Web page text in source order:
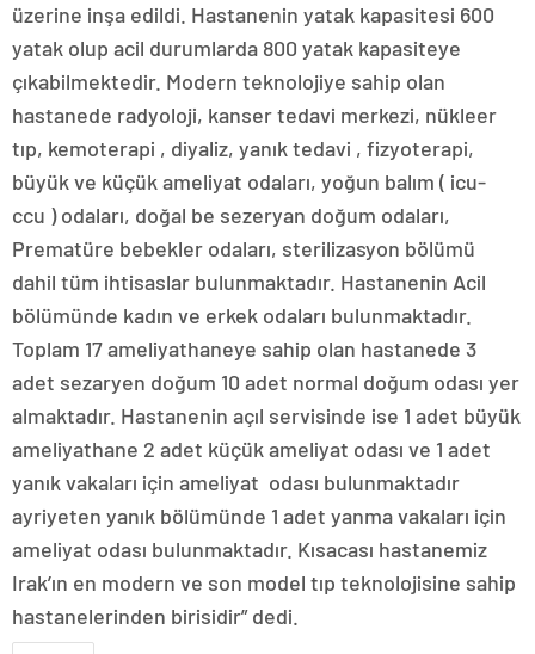
üzerine inşa edildi. Hastanenin yatak kapasitesi 600
yatak olup acil durumlarda 800 yatak kapasiteye
çıkabilmektedir. Modern teknolojiye sahip olan
hastanede radyoloji, kanser tedavi merkezi, nükleer
tıp, kemoterapi , diyaliz, yanık tedavi , fizyoterapi,
büyük ve küçük ameliyat odaları, yoğun balım ( icu-
ccu ) odaları, doğal be sezeryan doğum odaları,
Prematüre bebekler odaları, sterilizasyon bölümü
dahil tüm ihtisaslar bulunmaktadır. Hastanenin Acil
bölümünde kadın ve erkek odaları bulunmaktadır.
Toplam 17 ameliyathaneye sahip olan hastanede 3
adet sezaryen doğum 10 adet normal doğum odası yer
almaktadır. Hastanenin açıl servisinde ise 1 adet büyük
ameliyathane 2 adet küçük ameliyat odası ve 1 adet
yanık vakaları için ameliyat odası bulunmaktadır
ayriyeten yanık bölümünde 1 adet yanma vakaları için
ameliyat odası bulunmaktadır. Kısacası hastanemiz
Irak’ın en modern ve son model tıp teknolojisine sahip
hastanelerinden birisidir” dedi.